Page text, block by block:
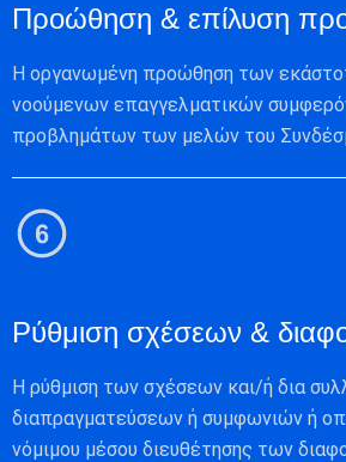
Προώθηση & επίλυση
Η οργανωμένη προώθηση των
νοούμενων επαγγελματικών
προβλημάτων των μελών του
Ρύθμιση σχέσεων &
Η ρύθμιση των σχέσεων και/ή δια
διαπραγματεύσεων ή συμφωνιών ή
νόμιμου μέσου διευθέτησης των